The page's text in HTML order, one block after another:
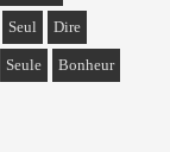
Seul Dire
Seule Bonheur